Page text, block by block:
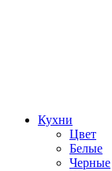
Кухни
Цвет
Белые
Черные